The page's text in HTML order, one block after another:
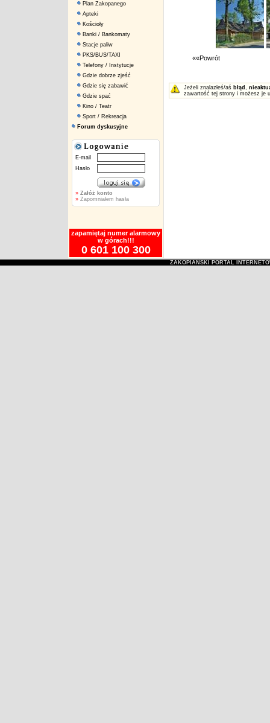
Plan Zakopanego
Apteki
Kościoły
Banki / Bankomaty
Stacje paliw
PKS/BUS/TAXI
Telefony / Instytucje
Gdzie dobrze zjeść
Gdzie się zabawić
Gdzie spać
Kino / Teatr
Sport / Rekreacja
Forum dyskusyjne
E-mail
Hasło
» Załóż konto
» Zapomniałem hasła
zapamiętaj numer alarmowy
w górach!!!
0 601 100 300
««Powrót
Jeżeli znalazłeś/aś błąd ,
zawartość tej strony i możesz je
ZAKOPIAŃSKI PORTAL